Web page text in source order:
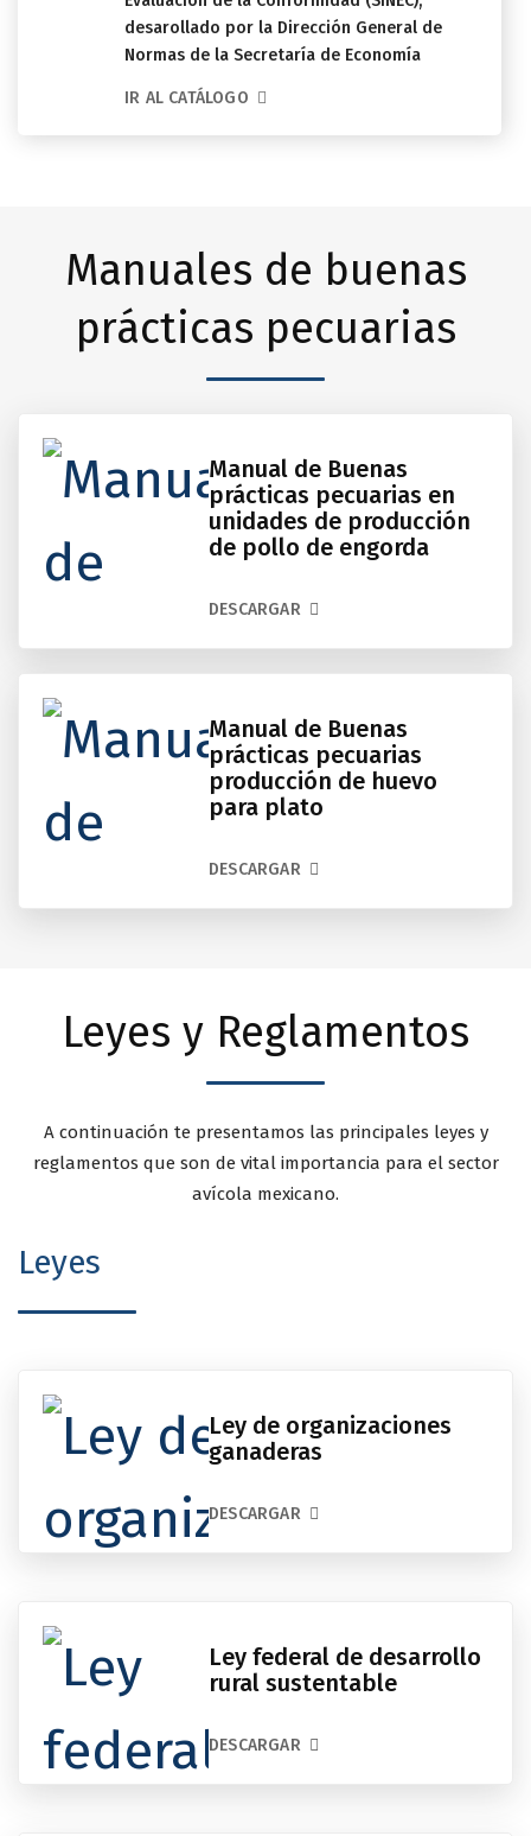
desarollado por la Dirección General de
Normas de la Secretaría de Economía
IR AL CATÁLOGO
Manuales de buenas
prácticas pecuarias
Manual de Buenas
prácticas pecuarias en
unidades de producción
de pollo de engorda
DESCARGAR
Manual de Buenas
prácticas pecuarias
producción de huevo
para plato
DESCARGAR
Leyes y Reglamentos
A continuación te presentamos las principales leyes y
reglamentos que son de vital importancia para el sector
avícola mexicano.
Leyes
Ley de organizaciones
ganaderas
DESCARGAR
Ley federal de desarrollo
rural sustentable
DESCARGAR